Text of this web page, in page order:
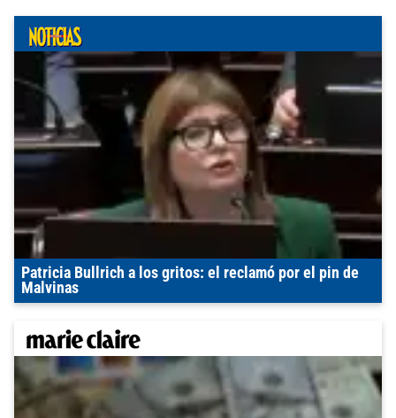
Patricia Bullrich a los gritos: el reclamó por el pin de
Malvinas